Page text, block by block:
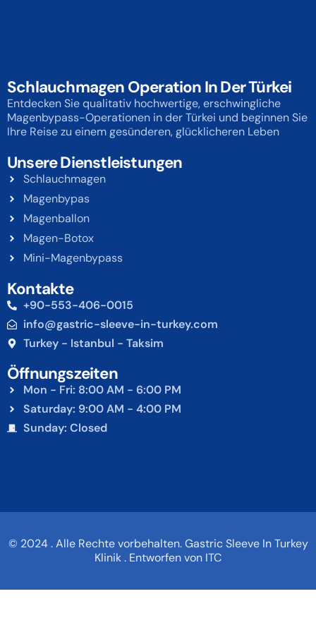
Schlauchmagen Operation In Der Türkei
Entdecken Sie qualitativ hochwertige, erschwingliche
Magenbypass-Operationen in der Türkei und beginnen Sie
Ihre Reise zu einem gesünderen, glücklicheren Leben
Unsere Dienstleistungen
Schlauchmagen
Magenbypas
Magenballon
Magen-Botox
Mini-Magenbypass
Kontakte
+90-553-406-0015
info@gastric-sleeve-in-turkey.com
Turkey - Istanbul - Taksim
Öffnungszeiten
Mon - Fri: 8:00 AM - 6:00 PM
Saturday: 9:00 AM - 4:00 PM
Sunday: Closed
© 2024 . Alle Rechte vorbehalten. Gastric Sleeve In Turkey
Klinik . Entworfen von ITC